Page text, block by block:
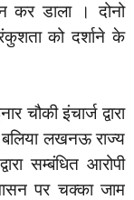
कर डाला । दोनो
को दर्शाने के
चौकी इंचार्ज द्वारा
बलिया लखनऊ राज्य
सम्बंधित आरोपी
पर चक्का जाम